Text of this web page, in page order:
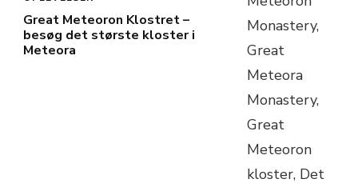
Great Meteoron Klostret –
besøg det største kloster i
Meteora